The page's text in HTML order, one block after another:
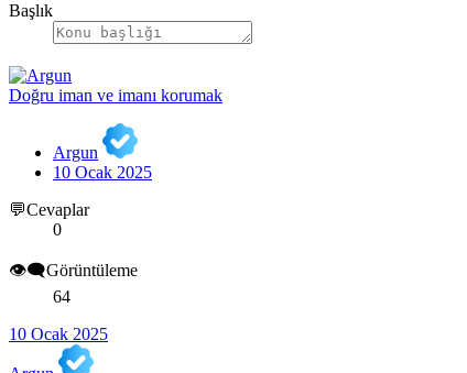
Başlık
Doğru iman ve imanı korumak
Argun
10 Ocak 2025
💬Cevaplar
0
👁️‍🗨️Görüntüleme
64
10 Ocak 2025